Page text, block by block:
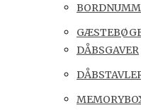
DÅBSGAVER